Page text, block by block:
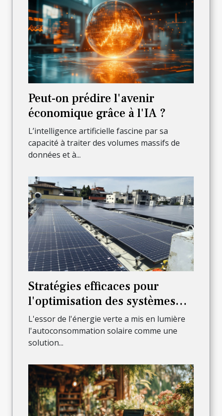
Peut-on prédire l'avenir
économique grâce à l'IA ?
L’intelligence artificielle fascine par sa
capacité à traiter des volumes massifs de
données et à...
Stratégies efficaces pour
l'optimisation des systèmes
d'autoconsommation solaire
L'essor de l'énergie verte a mis en lumière
l'autoconsommation solaire comme une
solution...